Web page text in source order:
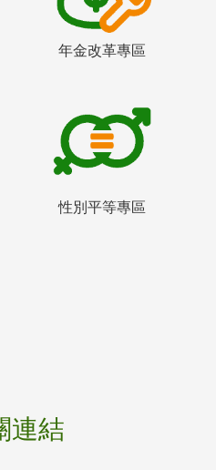
年金改革專區
性別平等專區
連結